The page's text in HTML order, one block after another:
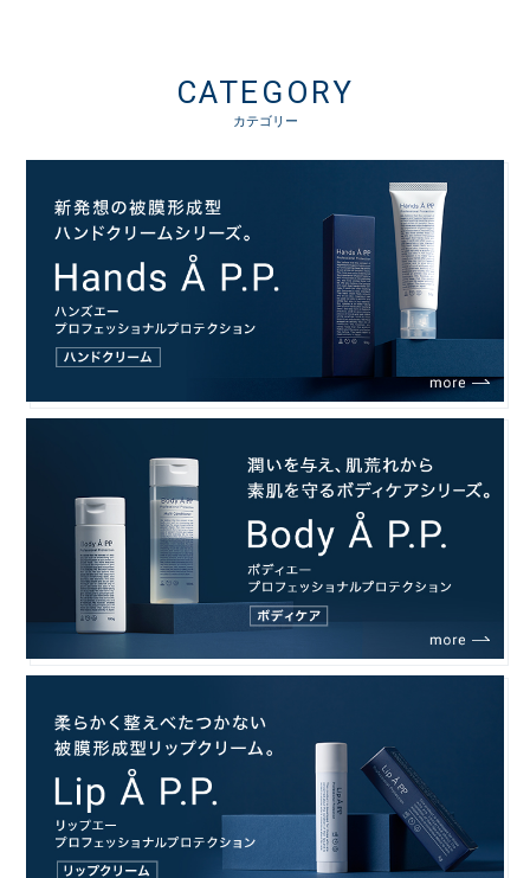
CATEGORY
カテゴリー